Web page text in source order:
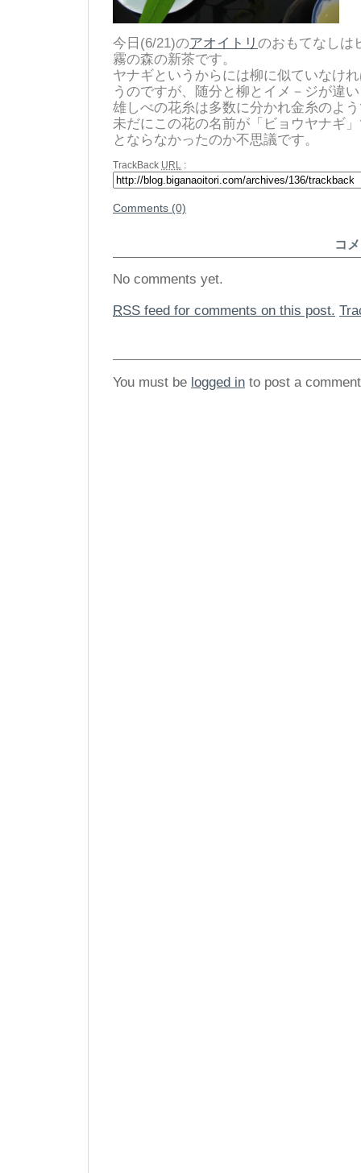
今日(6/21)のアオイトリ のおもてなしは
霧の森の新茶です。
ヤナギというからには柳に似ていなけ
うのですが、随分と柳とイメ－ジが
雄しべの花糸は多数に分かれ金糸の
未だにこの花の名前が「ビョウヤナギ
とならなかったのか不思議です。
TrackBack URL :
Comments (0)
コ
No comments yet.
RSS feed for comments on this post.
You must be logged in to post a